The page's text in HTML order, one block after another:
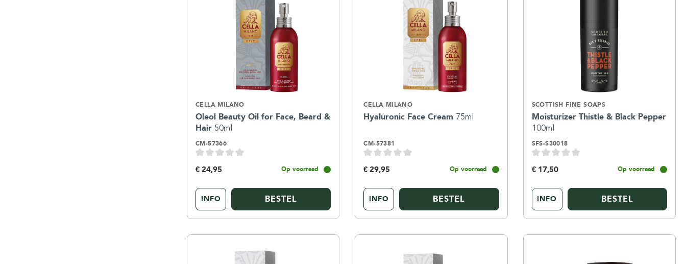
CELLA MILANO
Oleol Beauty Oil for Face, Beard &
Hair 50ml
CM-57366
€ 24,95 Op voorraad
INFO BESTEL
CELLA MILANO
Hyaluronic Face Cream 75ml
CM-57381
€ 29,95 Op voorraad
INFO BESTEL
SCOTTISH FINE SOAPS
Moisturizer Thistle & Black Pepper
100ml
SFS-S30018
€ 17,50 Op voorraad
INFO BESTEL